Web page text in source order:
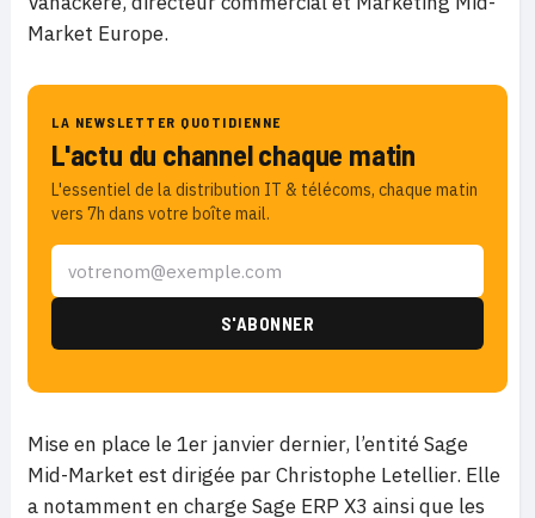
Market Europe.
LA NEWSLETTER QUOTIDIENNE
L'actu du channel chaque matin
L'essentiel de la distribution IT & télécoms, chaque matin
vers 7h dans votre boîte mail.
Mise en place le 1er janvier dernier, l’entité Sage
Mid-Market est dirigée par Christophe Letellier. Elle
a notamment en charge Sage ERP X3 ainsi que les